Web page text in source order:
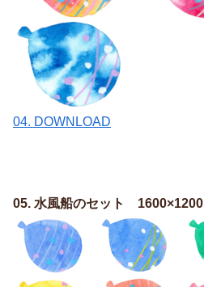
04. DOWNLOAD
05. 水風船のセット 1600×1200